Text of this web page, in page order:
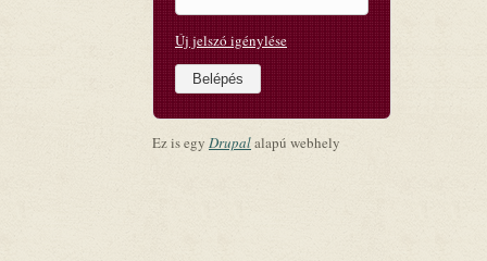
Új jelszó igénylése
Ez is egy Drupalalapú webhely